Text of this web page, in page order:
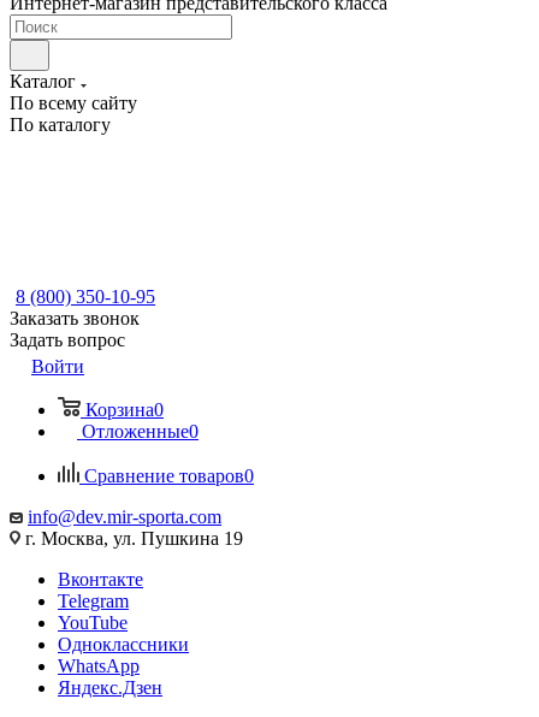
Каталог
По всему сайту
По каталогу
8 (800) 350-10-95
Заказать звонок
Задать вопрос
Войти
Корзина0
Отложенные0
Сравнение товаров0
info@dev.mir-sporta.com
г. Москва, ул. Пушкина 19
Вконтакте
Telegram
YouTube
Одноклассники
WhatsApp
Яндекс.Дзен